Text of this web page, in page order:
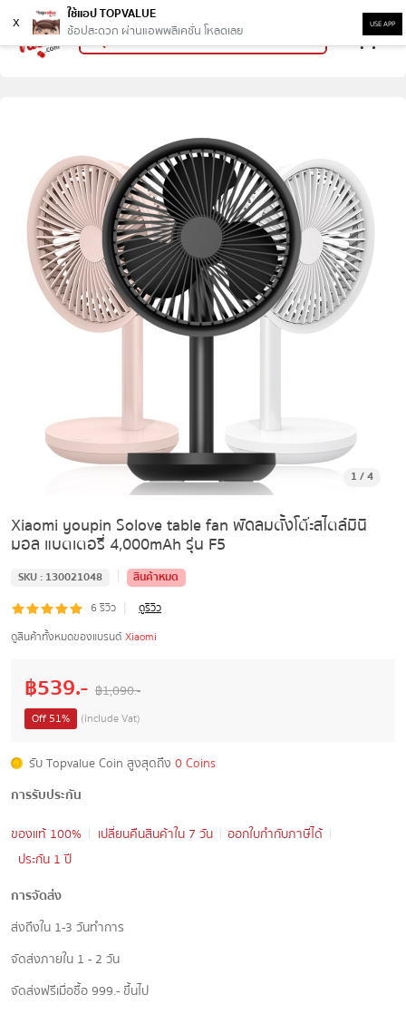
x
ใช้แอป TOPVALUE
ช้อปสะดวก ผ่านแอพพลิเคชั่น โหลดเลย
USE APP
1 /4
Xiaomi youpin Solove table fan พัดลมตั้งโต๊ะสไตล์มินิ
มอล แบตเตอรี่ 4,000mAh รุ่น F5
SKU : 130021048 |
สินค้าหมด
6 รีวิว |
ดูรีวิว
ดูสินค้าทั้งหมดของแบรนด์ Xiaomi
฿539.- ฿1,090.-
Off51% (include Vat)
รับ Topvalue Coin สูงสุดถึง 0 Coins
การรับประกัน
ของแท้ 100%
เปลี่ยนคืนสินค้าใน 7 วัน
ออกใบกำกับภาษีได้
ประกัน 1 ปี
การจัดส่ง
ส่งถึงใน 1-3 วันทำการ
จัดส่งภายใน 1 - 2 วัน
จัดส่งฟรีเมื่อซื้อ 999.- ขึ้นไป